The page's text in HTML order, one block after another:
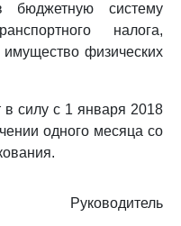
бюджетную систему
налога,
имущество физических
в силу с 1 января 2018
одного месяца со
Руководитель